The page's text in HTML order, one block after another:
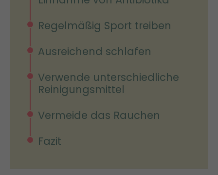
Regelmäßig Sport treiben
Ausreichend schlafen
Verwende unterschiedliche
Reinigungsmittel
Vermeide das Rauchen
Fazit